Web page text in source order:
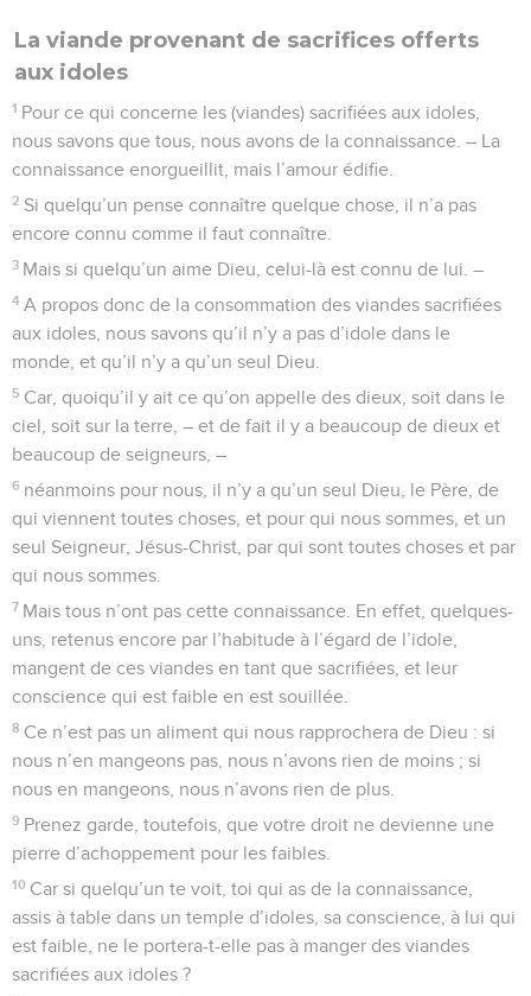
La viande provenant de sacrifices offerts
aux idoles
1 Pour ce qui concerne les (viandes) sacrifiées aux idoles,
nous savons que tous, nous avons de la connaissance. – La
connaissance enorgueillit, mais l’amour édifie.
2 Si quelqu’un pense connaître quelque chose, il n’a pas
encore connu comme il faut connaître.
3 Mais si quelqu’un aime Dieu, celui-là est connu de lui. –
4 A propos donc de la consommation des viandes sacrifiées
aux idoles, nous savons qu’il n’y a pas d’idole dans le
monde, et qu’il n’y a qu’un seul Dieu.
5 Car, quoiqu’il y ait ce qu’on appelle des dieux, soit dans le
ciel, soit sur la terre, – et de fait il y a beaucoup de dieux et
beaucoup de seigneurs, –
6 néanmoins pour nous, il n’y a qu’un seul Dieu, le Père, de
qui viennent toutes choses, et pour qui nous sommes, et un
seul Seigneur, Jésus-Christ, par qui sont toutes choses et par
qui nous sommes.
7 Mais tous n’ont pas cette connaissance. En effet, quelques-
uns, retenus encore par l’habitude à l’égard de l’idole,
mangent de ces viandes en tant que sacrifiées, et leur
conscience qui est faible en est souillée.
8 Ce n’est pas un aliment qui nous rapprochera de Dieu : si
nous n’en mangeons pas, nous n’avons rien de moins ; si
nous en mangeons, nous n’avons rien de plus.
9 Prenez garde, toutefois, que votre droit ne devienne une
pierre d’achoppement pour les faibles.
10 Car si quelqu’un te voit, toi qui as de la connaissance,
assis à table dans un temple d’idoles, sa conscience, à lui qui
est faible, ne le portera-t-elle pas à manger des viandes
sacrifiées aux idoles ?